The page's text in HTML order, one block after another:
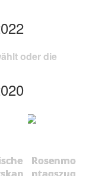
oder die
Rosenmo